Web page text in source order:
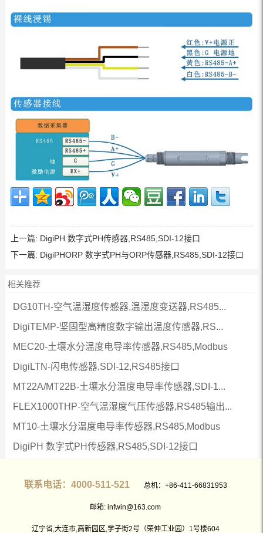
上一篇: DigiPH 数字式PH传感器,RS485,SDI-12接口
下一篇: DigiPHORP 数字式PH与ORP传感器,RS485,SDI-12接口
相关推荐
DG10TH-空气温湿度传感器,温湿度变送器,RS485...
DigiTEMP-坚固型高精度数字输出温度传感器,RS...
MEC20-土壤水分温度电导率传感器,RS485,Modbus
DigiLTN-闪电传感器,SDI-12,RS485接口
MT22A/MT22B-土壤水分温度电导率传感器,SDI-1...
FLEX1000THP-空气温湿度气压传感器,RS485输出...
MT10-土壤水分温度电导率传感器,RS485,Modbus
DigiPH 数字式PH传感器,RS485,SDI-12接口
联系电话：4000-511-521 总机：+86-411-66831953
邮箱: infwin@163.com
辽宁省,大连市,高新园区,学子街2号（荣伸工业园）1号楼604